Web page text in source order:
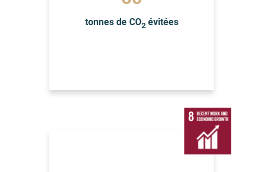
tonnes de CO2évitées